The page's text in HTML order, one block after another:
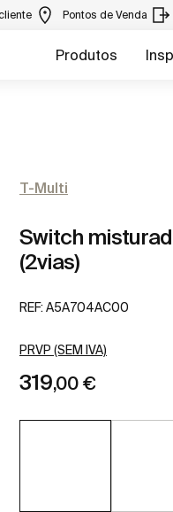
Pontos de Venda
Produtos
T-Multi
Switch
(2vias)
REF: A5A704AC00
PRVP (SEM IVA)
319,00 €